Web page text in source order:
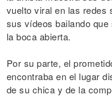
vuelto viral en las redes
sus vídeos bailando
la boca abierta.
Por su parte, el
encontraba en el lugar
de su chica y de la